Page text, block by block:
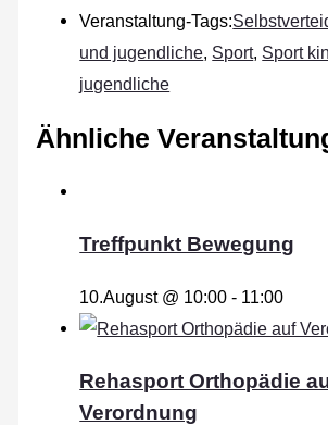
Veranstaltung-Tags:
und jugendliche, Sport, Sport
jugendliche
Ähnliche
Treffpunkt Bewegung
10.August @ 10:00 - 11:00
Rehasport Orthopädie
Verordnung